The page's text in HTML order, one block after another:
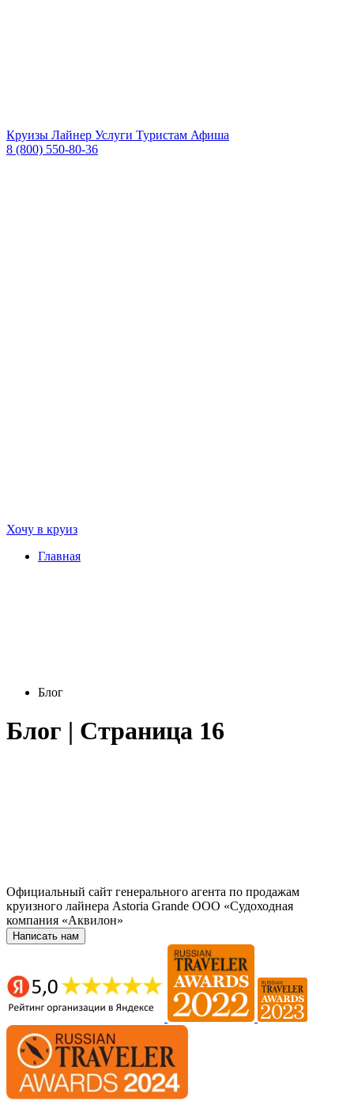
Круизы Лайнер Услуги Туристам Афиша
8 (800) 550-80-36
Хочу в круиз
Главная
Блог
Блог | Страница 16
Официальный сайт генерального агента по продажам
круизного лайнера Astoria Grande ООО «Судоходная
компания «Аквилон»
Написать нам